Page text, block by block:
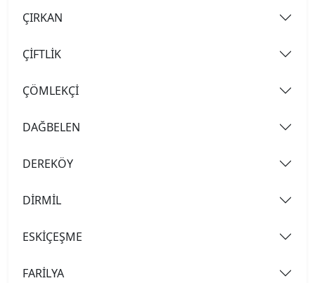
ÇIRKAN
ÇİFTLİK
ÇÖMLEKÇİ
DAĞBELEN
DEREKÖY
DİRMİL
ESKİÇEŞME
FARİLYA